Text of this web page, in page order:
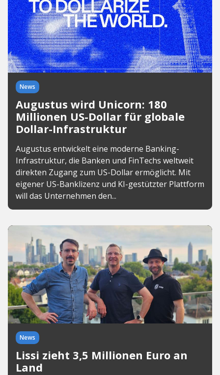
News
Augustus wird Unicorn: 180
Millionen US-Dollar für globale
Dollar-Infrastruktur
Augustus entwickelt eine moderne Banking-
Infrastruktur, die Banken und FinTechs weltweit
direkten Zugang zum US-Dollar ermöglicht. Mit
eigener US-Banklizenz und KI-gestützter Plattform
will das Unternehmen den...
News
Lissi zieht 3,5 Millionen Euro an
Land